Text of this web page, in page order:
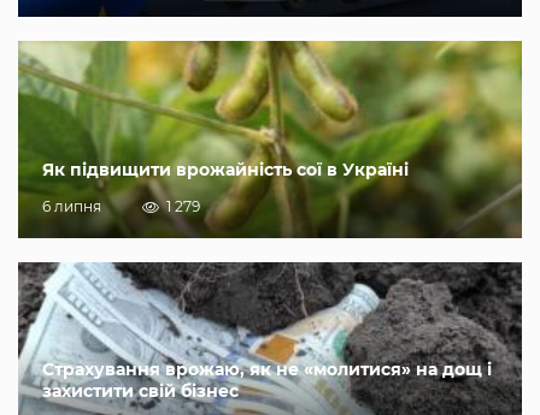
Як підвищити врожайність сої в Україні
6 липня 1 279
Страхування врожаю, як не «молитися» на дощ і
захистити свій бізнес